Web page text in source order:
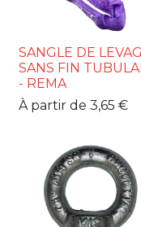
SANGLE DE
SANS FIN
- REMA
À partir de 3,65 €